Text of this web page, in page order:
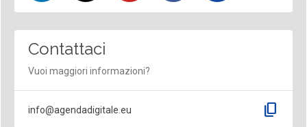
Contattaci
Vuoi maggiori informazioni?
info@agendadigitale.eu content_copy